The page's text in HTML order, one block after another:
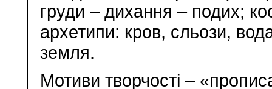
груди – дихання – подих;
архетипи: кров, сльози,
земля.
Мотиви творчості –